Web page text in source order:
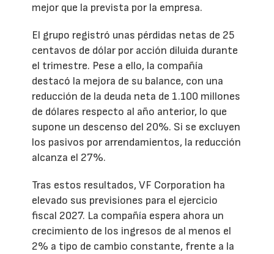
mejor que la prevista por la empresa.
El grupo registró unas pérdidas netas de 25
centavos de dólar por acción diluida durante
el trimestre. Pese a ello, la compañía
destacó la mejora de su balance, con una
reducción de la deuda neta de 1.100 millones
de dólares respecto al año anterior, lo que
supone un descenso del 20%. Si se excluyen
los pasivos por arrendamientos, la reducción
alcanza el 27%.
Tras estos resultados, VF Corporation ha
elevado sus previsiones para el ejercicio
fiscal 2027. La compañía espera ahora un
crecimiento de los ingresos de al menos el
2% a tipo de cambio constante, frente a la